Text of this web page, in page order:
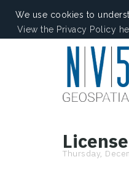
We use cookies to
View the Privacy Policy
Thursday,